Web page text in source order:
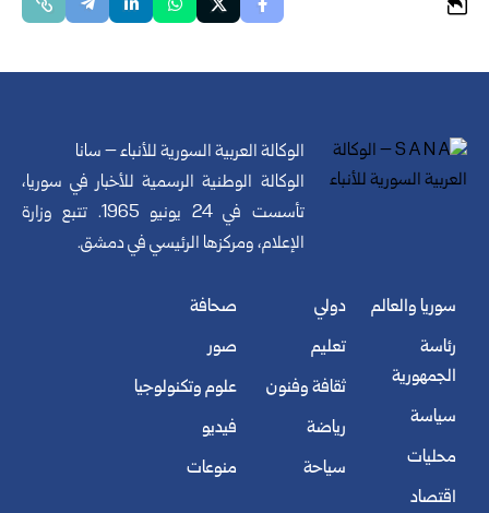
الوكالة العربية السورية للأنباء – سانا
الوكالة الوطنية الرسمية للأخبار في سوريا،
تأسست في 24 يونيو 1965. تتبع وزارة
الإعلام، ومركزها الرئيسي في دمشق.
سوريا والعالم
رئاسة
الجمهورية
سياسة
محليات
اقتصاد
دولي
تعليم
ثقافة وفنون
رياضة
سياحة
صحافة
صور
علوم وتكنولوجيا
فيديو
منوعات